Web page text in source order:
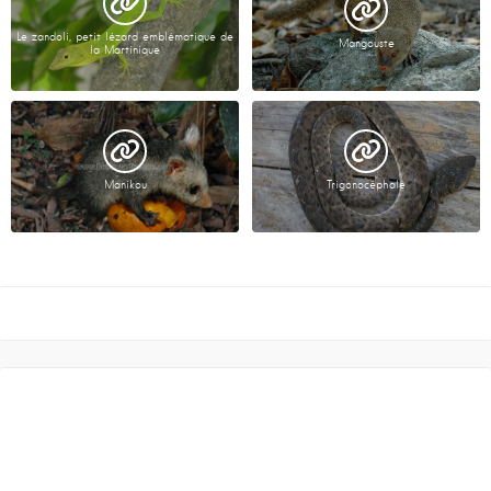
Le zandoli, petit lézard emblématique de
la Martinique
Mangouste
Manikou Trigonocéphale